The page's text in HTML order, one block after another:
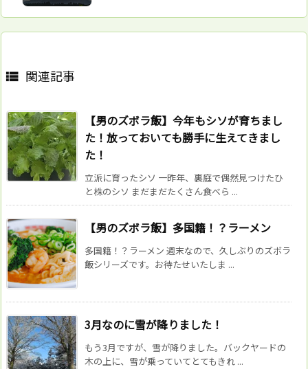
 関連記事
【男のズボラ飯】今年もシソが育ちまし
た！放っておいても勝手に生えてきまし
た！
立派に育ったシソ 一昨年、裏庭で偶然見つけたひ
と株のシソ まだまだたくさん食べら ...
【男のズボラ飯】多国籍！？ラーメン
多国籍！？ラーメン 週末なので、久しぶりのズボラ
飯シリーズです。お待たせいたしま ...
3月なのに雪が降りました！
もう3月ですが、雪が降りました。バックヤードの
木の上に、雪が乗っていてとてもきれ ...